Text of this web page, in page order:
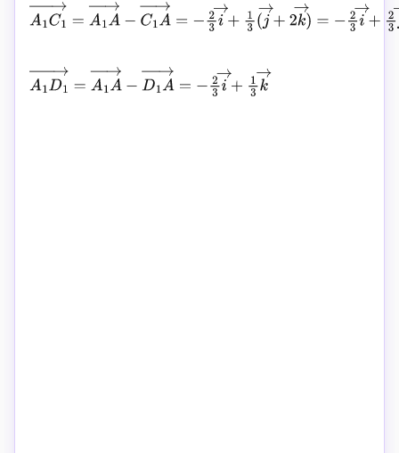
A1C1→=A1A→ −C1A → −2 3 → + 13 j →+2 k→ =−2 3 →
A1D1→= A1A→ −D 1A→= 2 3i → +13